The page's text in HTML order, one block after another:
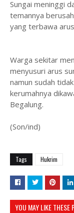
Sungai meninggi
temannya
yang terbawa
Warga sekitar
menyusuri arus
namun sudah
kerumahnya
Begalung.
(Son/ind)
Tags Hukrim
YOU MAY LIKE THESE